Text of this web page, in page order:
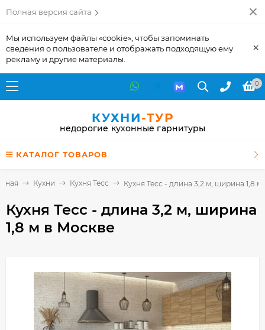
Полная версия сайта
Мы используем файлы «cookie», чтобы запоминать
сведения о пользователе и отображать подходящую ему
рекламу и другие материалы.
×
0
КУХНИ-ТУР
недорогие кухонные гарнитуры
КАТАЛОГ ТОВАРОВ
Кухни Кухня Тесс Кухня Тесс - длина 3,2 м, ширина 1,8 м
Кухня Тесс - длина 3,2 м, ширина
1,8 м в Москве